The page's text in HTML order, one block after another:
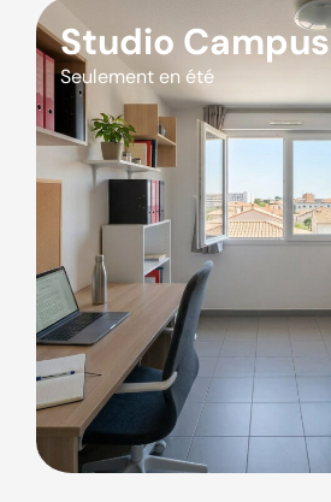
Studio Campus
Seulement en été